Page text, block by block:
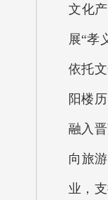
文化
展“孝
依托
阳楼
融入
向旅
业，